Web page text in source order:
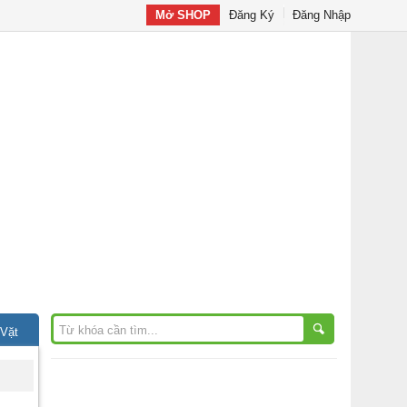
Mở SHOP Đăng Ký Đăng Nhập